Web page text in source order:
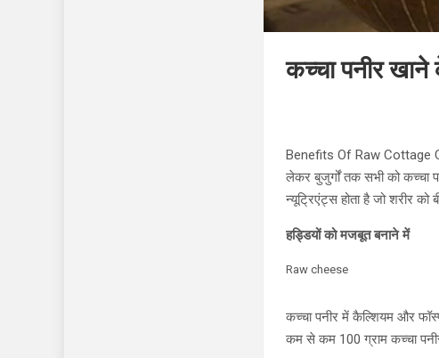
कच्चा पनीर
Benefits Of Raw Cottage
लेकर बुजुर्गों तक सभी को कच्चा
न्यूट्रिएंट्स होता है जो शरीर को
हड्डियों को मजबूत बनाने में
Raw cheese
कच्चा पनीर में कैल्शियम और
कम से कम 100 ग्राम कच्चा पनीर